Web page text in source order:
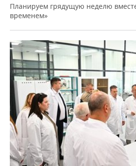
Планируем грядущую неделю
временем»